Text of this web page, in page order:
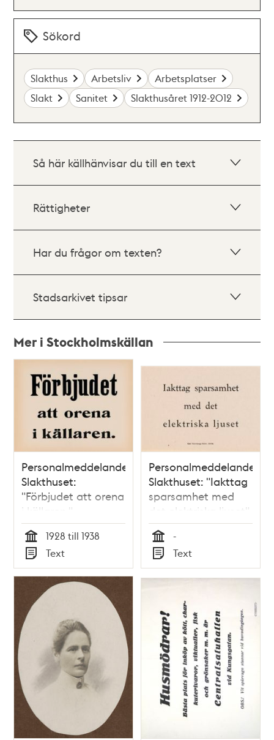
Sökord
Slakthus Arbetsliv
Arbetsplatser
Slakt
Sanitet Slakthusåret 1912-2012
Så här källhänvisar du till en text
Rättigheter
Har du frågor om texten?
Stadsarkivet tipsar
Mer i Stockholmskällan
poster
teman
Personalmeddelande
Slakthuset:
"Förbjudet att orena
i källaren."
Tid
1928 till 1938
Typ
Text
Personalmeddelande
Slakthuset: "Iakttag
sparsamhet med
det elektriska ljuset"
Tid
-
Typ
Text